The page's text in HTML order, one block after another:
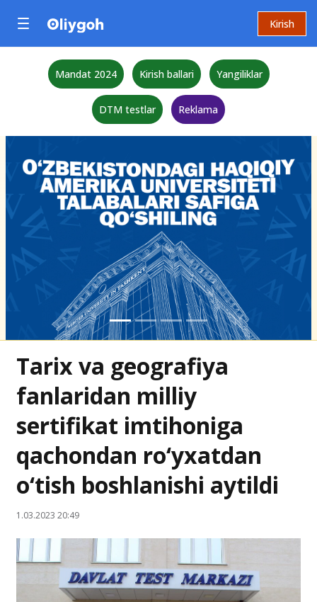
Kirish
Mandat 2024 Kirish ballari Yangiliklar
DTM testlar Reklama
Tarix va geografiya
fanlaridan milliy
sertifikat imtihoniga
qachondan ro‘yxatdan
o‘tish boshlanishi aytildi
1.03.2023 20:49